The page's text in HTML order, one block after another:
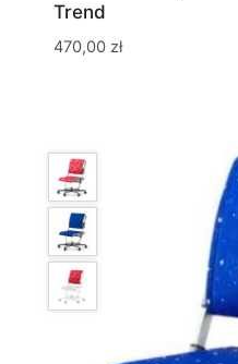
Trend
470,00 zł